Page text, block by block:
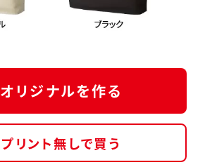
オリジナルを作る
プリント無しで買う